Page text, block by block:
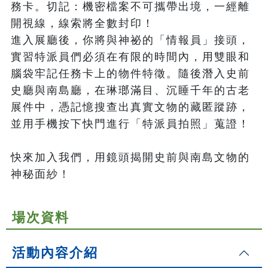
務卡。切記：機密檔案不可攜帶出境，一經離
開視線，線索將全數封印！
進入展廳後，你將與神祕的「情報員」接頭，
實習特派員們必須在有限的時間內，用雙眼和
腦袋牢記任務卡上的物件特徵。隨後潛入史前
史廳與南島廳，在琳瑯滿目、沉睡千年的古老
展件中，憑記憶搜查出真實文物的藏匿蹤跡，
並用手機按下快門進行「特派員拍照」蒐證！
快來加入我們，用鏡頭揭開史前與南島文物的
神秘面紗！
場次資料
活動內容介紹